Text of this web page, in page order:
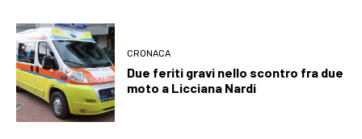
CRONACA
Due feriti gravi nello scontro fra due
moto a Licciana Nardi